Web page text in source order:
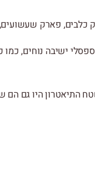
פארק שעשועים,
ישיבה נוחים, כמו
התיאטרון היו גם הם